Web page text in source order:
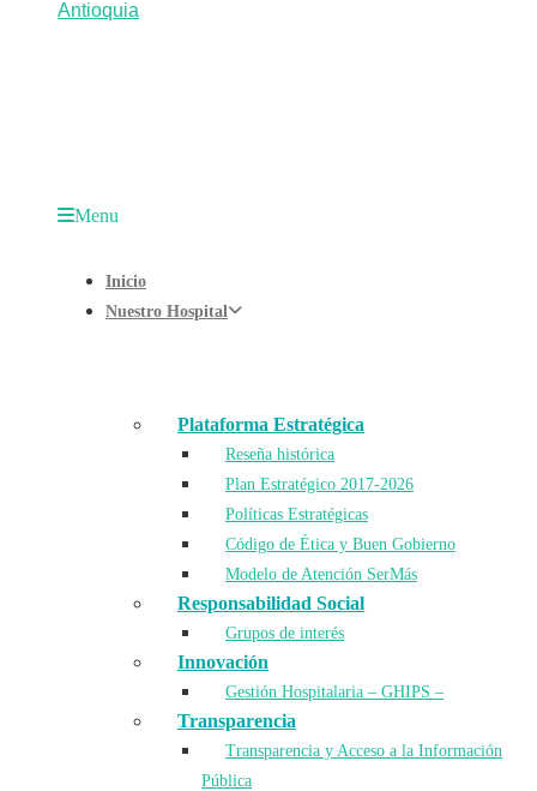
Menu
Inicio
Nuestro Hospital
Plataforma Estratégica
Reseña histórica
Plan Estratégico 2017-2026
Políticas Estratégicas
Código de Ética y Buen Gobierno
Modelo de Atención SerMás
Responsabilidad Social
Grupos de interés
Innovación
Gestión Hospitalaria – GHIPS –
Transparencia
Transparencia y Acceso a la Información
Pública